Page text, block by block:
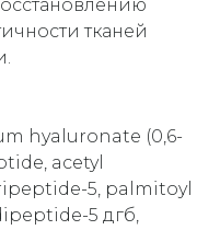
тканей
hyaluronate (0,6-
acetyl
5, palmitoyl
5 дгб,